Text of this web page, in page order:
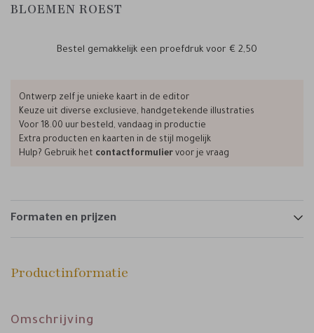
BLOEMEN ROEST
Bestel gemakkelijk een proefdruk voor € 2,50
Ontwerp zelf je unieke kaart in de editor
Keuze uit diverse exclusieve, handgetekende illustraties
Voor 18.00 uur besteld, vandaag in productie
Extra producten en kaarten in de stijl mogelijk
Hulp? Gebruik het contactformulier voor je vraag
Formaten en prijzen
Productinformatie
Omschrijving